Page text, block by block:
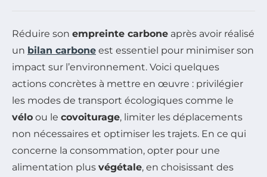
Réduire son empreinte carbone après avoir réalisé
un bilan carbone est essentiel pour minimiser son
impact sur l’environnement. Voici quelques
actions concrètes à mettre en œuvre : privilégier
les modes de transport écologiques comme le
vélo ou le covoiturage, limiter les déplacements
non nécessaires et optimiser les trajets. En ce qui
concerne la consommation, opter pour une
alimentation plus végétale, en choisissant des